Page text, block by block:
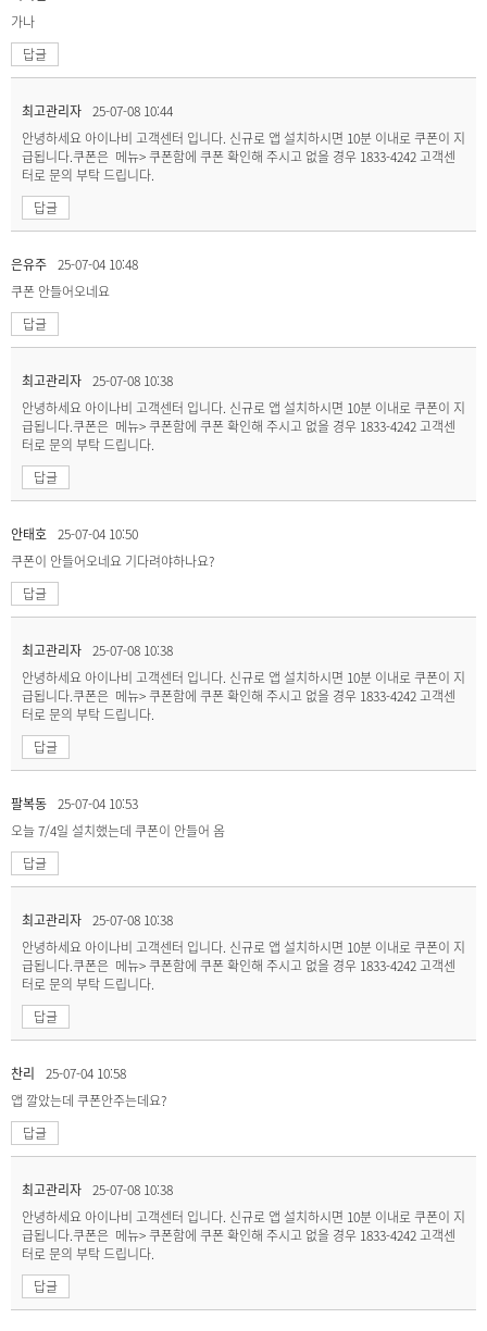
가나
답글
최고관리자 25-07-08 10:44
안녕하세요 아이나비 고객센터 입니다. 신규로 앱 설치하시면 10분 이내로 쿠폰이 지
급됩니다.쿠폰은 메뉴> 쿠폰함에 쿠폰 확인해 주시고 없을 경우 1833-4242 고객센
터로 문의 부탁 드립니다.
답글
은유주 25-07-04 10:48
쿠폰 안들어오네요
답글
최고관리자 25-07-08 10:38
안녕하세요 아이나비 고객센터 입니다. 신규로 앱 설치하시면 10분 이내로 쿠폰이 지
급됩니다.쿠폰은 메뉴> 쿠폰함에 쿠폰 확인해 주시고 없을 경우 1833-4242 고객센
터로 문의 부탁 드립니다.
답글
안태호 25-07-04 10:50
쿠폰이 안들어오네요 기다려야하나요?
답글
최고관리자 25-07-08 10:38
안녕하세요 아이나비 고객센터 입니다. 신규로 앱 설치하시면 10분 이내로 쿠폰이 지
급됩니다.쿠폰은 메뉴> 쿠폰함에 쿠폰 확인해 주시고 없을 경우 1833-4242 고객센
터로 문의 부탁 드립니다.
답글
팔복동 25-07-04 10:53
오늘 7/4일 설치했는데 쿠폰이 안들어 옴
답글
최고관리자 25-07-08 10:38
안녕하세요 아이나비 고객센터 입니다. 신규로 앱 설치하시면 10분 이내로 쿠폰이 지
급됩니다.쿠폰은 메뉴> 쿠폰함에 쿠폰 확인해 주시고 없을 경우 1833-4242 고객센
터로 문의 부탁 드립니다.
답글
찬리
25-07-04 10:58
앱 깔았는데 쿠폰안주는데요?
답글
최고관리자 25-07-08 10:38
안녕하세요 아이나비 고객센터 입니다. 신규로 앱 설치하시면 10분 이내로 쿠폰이 지
급됩니다.쿠폰은 메뉴> 쿠폰함에 쿠폰 확인해 주시고 없을 경우 1833-4242 고객센
터로 문의 부탁 드립니다.
답글